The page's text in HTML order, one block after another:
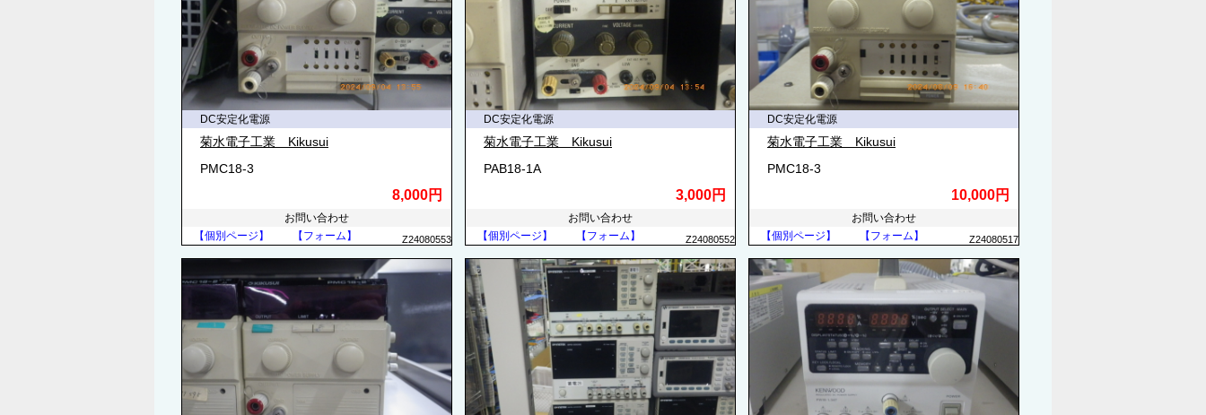
DC安定化電源
菊水電子工業 Kikusui
PMC18-3
8,000円
お問い合わせ
【個別ページ】
【フォーム】 Z24080553
DC安定化電源
菊水電子工業 Kikusui
PAB18-1A
3,000円
お問い合わせ
【個別ページ】
【フォーム】 Z24080552
DC安定化電源
菊水電子工業 Kikusui
PMC18-3
10,000円
お問い合わせ
【個別ページ】
【フォーム】 Z24080517